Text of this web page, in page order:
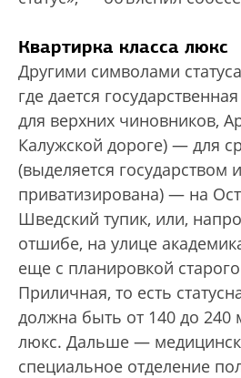
Квартирка класса люкс
Другими символами
где дается
для верхних чиновников,
Калужской дороге) — для
(выделяется государством
приватизирована) — на
Шведский тупик, или,
отшибе, на улице
еще с планировкой
Приличная, то есть
должна быть от 140 до 240
люкс. Дальше —
специальное отделение